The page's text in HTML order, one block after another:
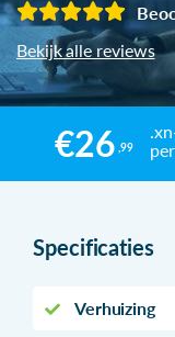
Bekijk alle reviews
€26 ,99
Specificaties
Verhuizing